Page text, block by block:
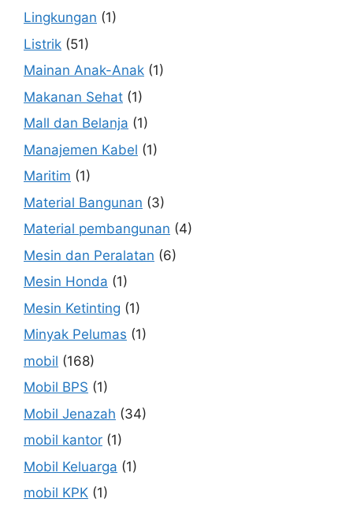
Lingkungan (1)
Listrik (51)
Mainan Anak-Anak (1)
Makanan Sehat (1)
Mall dan Belanja (1)
Manajemen Kabel (1)
Maritim (1)
Material Bangunan (3)
Material pembangunan (4)
Mesin dan Peralatan (6)
Mesin Honda (1)
Mesin Ketinting (1)
Minyak Pelumas (1)
mobil (168)
Mobil BPS (1)
Mobil Jenazah (34)
mobil kantor (1)
Mobil Keluarga (1)
mobil KPK (1)